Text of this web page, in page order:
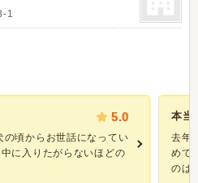
1
5.0
頃からお世話になってい
に入りたがらないほどの
本当
去年
めて
のは